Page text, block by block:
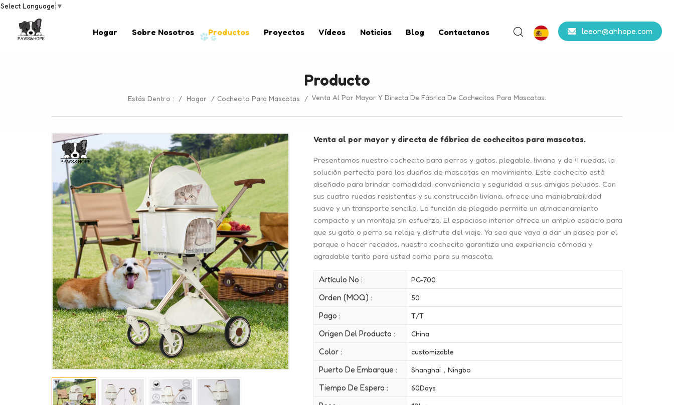
Select Language ▼
leeon@ahhope.com
Hogar Sobre Nosotros Productos Proyectos Vídeos Noticias Blog Contactanos
Producto
Estás Dentro : / Hogar / Cochecito Para Mascotas / Venta Al Por Mayor Y Directa De Fábrica De Cochecitos Para Mascotas.
Venta al por mayor y directa de fábrica de cochecitos para mascotas.
Presentamos nuestro cochecito para perros y gatos, plegable, liviano y de 4 ruedas, la
solución perfecta para los dueños de mascotas en movimiento. Este cochecito está
diseñado para brindar comodidad, conveniencia y seguridad a sus amigos peludos. Con
sus cuatro ruedas resistentes y su construcción liviana, ofrece una maniobrabilidad
suave y un transporte sencillo. La función de plegado permite un almacenamiento
compacto y un montaje sin esfuerzo. El espacioso interior ofrece un amplio espacio para
que su gato o perro se relaje y disfrute del viaje. Ya sea que vaya a dar un paseo por el
parque o hacer recados, nuestro cochecito garantiza una experiencia cómoda y
agradable tanto para usted como para su mascota.
Artículo No : PC-700
Orden (MOQ) : 50
Pago : T/T
Origen Del Producto : China
Color : customizable
Puerto De Embarque : Shanghai，Ningbo
Tiempo De Espera : 60Days